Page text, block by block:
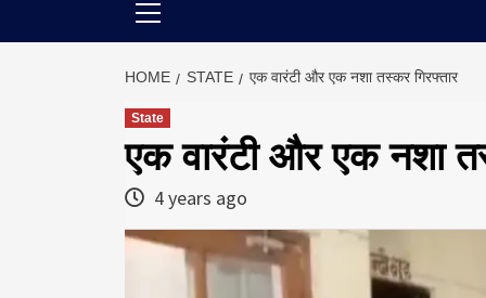
HOME STATE एक वारंटी और एक नशा तस्कर गिरफ्तार
State
एक वारंटी और एक नशा
4 years ago